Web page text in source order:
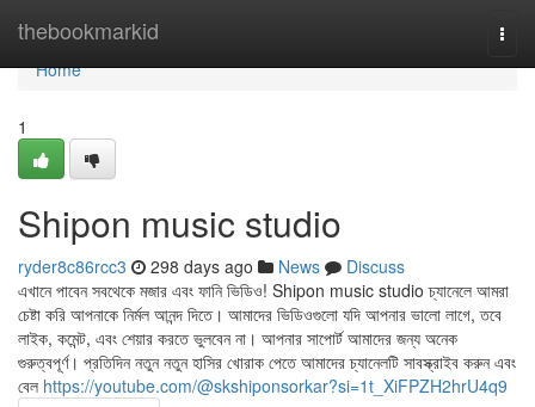
thebookmarkid
Home
Home
1
Shipon music studio
ryder8c86rcc3 298 days ago News
Discuss
এখানে পাবেন সবথেকে মজার এবং ফানি ভিডিও! Shipon music studio চ্যানেলে আমরা
চেষ্টা করি আপনাকে নির্মল আনন্দ দিতে। আমাদের ভিডিওগুলো যদি আপনার ভালো লাগে, তবে
লাইক, কমেন্ট, এবং শেয়ার করতে ভুলবেন না। আপনার সাপোর্ট আমাদের জন্য অনেক
গুরুত্বপূর্ণ। প্রতিদিন নতুন নতুন হাসির খোরাক পেতে আমাদের চ্যানেলটি সাবস্ক্রাইব করুন এবং
বেল https://youtube.com/@skshiponsorkar?si=1t_XiFPZH2hrU4q9